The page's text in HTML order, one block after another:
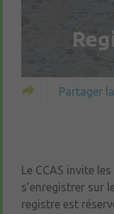
Partager
Le CCAS invite
s’enregistrer sur
registre est